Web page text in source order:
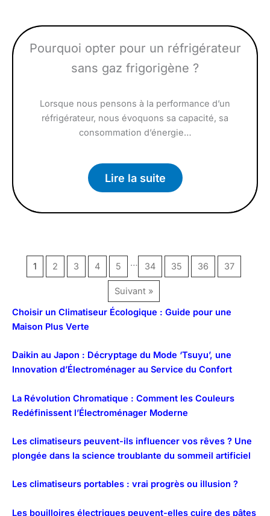
Pourquoi opter pour un réfrigérateur
sans gaz frigorigène ?
Lorsque nous pensons à la performance d’un
réfrigérateur, nous évoquons sa capacité, sa
consommation d’énergie…
Lire la suite
1 2 3 4 5 … 34 35 36 37
Suivant »
Choisir un Climatiseur Écologique : Guide pour une
Maison Plus Verte
Daikin au Japon : Décryptage du Mode ‘Tsuyu’, une
Innovation d’Électroménager au Service du Confort
La Révolution Chromatique : Comment les Couleurs
Redéfinissent l’Électroménager Moderne
Les climatiseurs peuvent-ils influencer vos rêves ? Une
plongée dans la science troublante du sommeil artificiel
Les climatiseurs portables : vrai progrès ou illusion ?
Les bouilloires électriques peuvent-elles cuire des pâtes